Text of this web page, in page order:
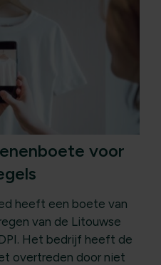
voor
heeft een boete van
van de Litouwse
Het bedrijf heeft de
overtreden door niet